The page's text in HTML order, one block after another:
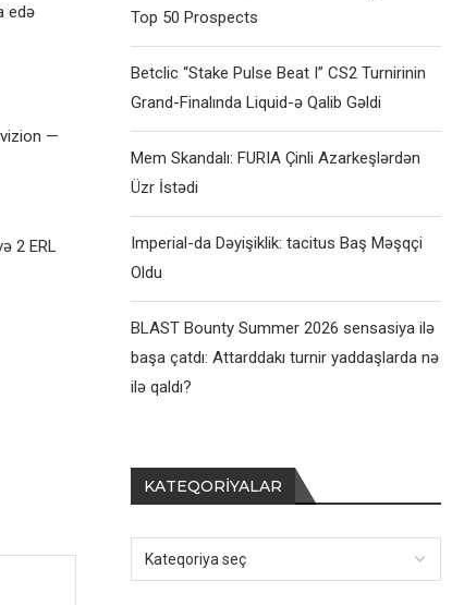
edə
—
2 ERL
Top 50 Prospects
Betclic “Stake Pulse Beat I” CS2 Turnirinin
Grand-Finalında Liquid-ə Qalib Gəldi
Mem Skandalı: FURIA Çinli Azarkeşlərdən
Üzr İstədi
Imperial-da Dəyişiklik: tacitus Baş Məşqçi
Oldu
BLAST Bounty Summer 2026 sensasiya ilə
başa çatdı: Attarddakı turnir yaddaşlarda nə
ilə qaldı?
KATEQORIYALAR